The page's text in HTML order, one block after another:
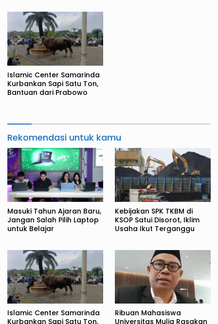
Islamic Center Samarinda
Kurbankan Sapi Satu Ton,
Bantuan dari Prabowo
Rekomendasi untuk kamu
Masuki Tahun Ajaran Baru,
Jangan Salah Pilih Laptop
untuk Belajar
Kebijakan SPK TKBM di
KSOP Satui Disorot, Iklim
Usaha Ikut Terganggu
Islamic Center Samarinda
Kurbankan Sapi Satu Ton,
Ribuan Mahasiswa
Universitas Mulia Rasakan